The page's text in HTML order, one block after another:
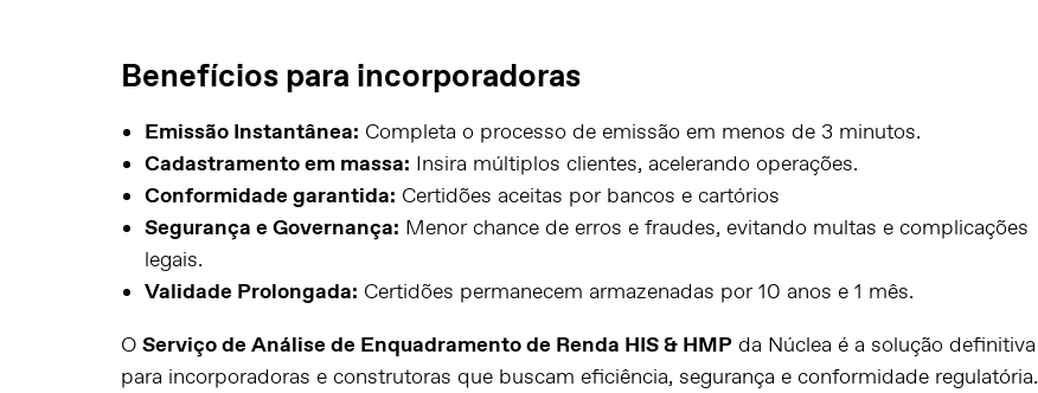
Benefícios para incorporadoras
Emissão Instantânea: Completa o processo de emissão em menos de 3 minutos.
Cadastramento em massa: Insira múltiplos clientes, acelerando operações.
Conformidade garantida: Certidões aceitas por bancos e cartórios
Segurança e Governança: Menor chance de erros e fraudes, evitando multas e complicações
legais.
Validade Prolongada: Certidões permanecem armazenadas por 10 anos e 1 mês.
O Serviço de Análise de Enquadramento de Renda HIS & HMP da Núclea é a solução definitiva
para incorporadoras e construtoras que buscam eficiência, segurança e conformidade regulatória.